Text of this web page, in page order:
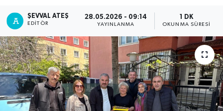
ŞEVVAL ATEŞ
EDITÖR
28.05.2026 - 09:14
YAYINLANMA
1 DK
OKUNMA SÜRESI
Emlak
Gündem
Gurme